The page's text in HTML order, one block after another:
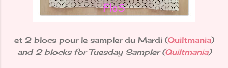
et 2 blocs pour le sampler du Mardi (Quiltmania)
and 2 blocks for Tuesday Sampler (Quiltmania)